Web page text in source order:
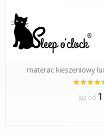
materac kieszeniowy
Ocena:
Już od